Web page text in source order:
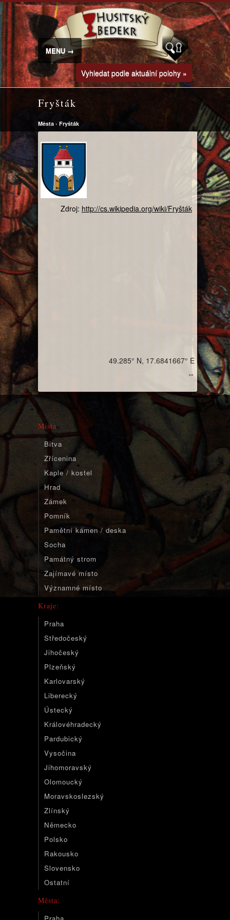
MENU →
Vyhledat podle aktuální polohy »
Fryšták
Města › Fryšták
Zdroj: http://cs.wikipedia.org/wiki/Fryšták
↔
49.285° N, 17.6841667° E
Místa:
Bitva
Zřícenina
Kaple / kostel
Hrad
Zámek
Pomník
Pamětní kámen / deska
Socha
Památný strom
Zajímavé místo
Významné místo
Kraje:
Praha
Středočeský
Jihočeský
Plzeňský
Karlovarský
Liberecký
Ústecký
Královéhradecký
Pardubický
Vysočina
Jihomoravský
Olomoucký
Moravskoslezský
Zlínský
Německo
Polsko
Rakousko
Slovensko
Ostatní
Města: